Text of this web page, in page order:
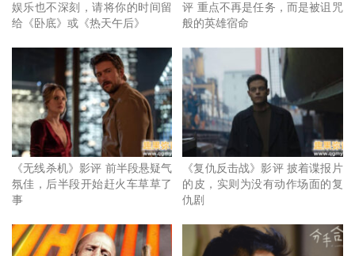
动，但由于过程太过制式，观众心里不会起任何一丝波澜。
虽然这些情节设计可能是忠实改编自真实事件，但如果没有
在剧情中做出吸引人的改编，只会让观众感到冗长多余。
娱乐也不深刻，请将你的时间留
给《卧底》或《热天午后》
评 重点不再是任务，而是被诅咒
般的英雄宿命
《无线杀机》影评 前半段悬疑气
氛佳，后半段开始赶火车草草了
事
《复仇反击战》影评 披着谍报片
的皮，实则为没有动作场面的复
仇剧